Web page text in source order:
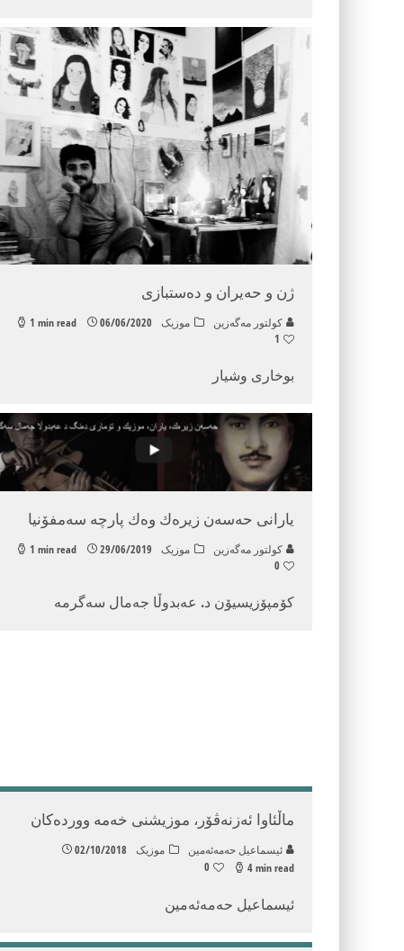
ژن و حەیران و دەستبازی
كولتور مه‌گه‌زین موزیک 06/06/2020
1 min read
1
بوخاری وشیار
یارانی حه‌سه‌ن زیره‌ك وه‌ك پارچه‌ سه‌مفۆنیا
كولتور مه‌گه‌زین موزیک 29/06/2019
1 min read
0
كۆمپۆزیسیۆن د. عه‌بدوڵا جه‌مال سه‌گرمه‌
ماڵئاوا ئه‌زنه‌ڤۆر، موزیشنی خه‌مه‌ وورده‌كان
ئیسماعیل حه‌مه‌ئه‌مین موزیک
02/10/2018
4 min read
0
ئیسماعیل حه‌مه‌ئه‌مین